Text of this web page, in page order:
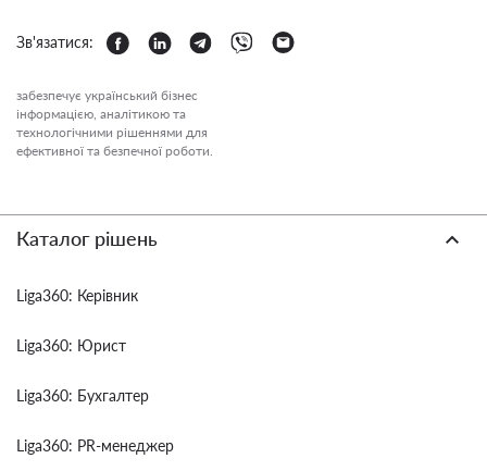
Зв'язатися:
забезпечує український бізнес
інформацією, аналітикою та
технологічними рішеннями для
ефективної та безпечної роботи.
Каталог рішень
Liga360: Керівник
Liga360: Юрист
Liga360: Бухгалтер
Liga360: PR-менеджер